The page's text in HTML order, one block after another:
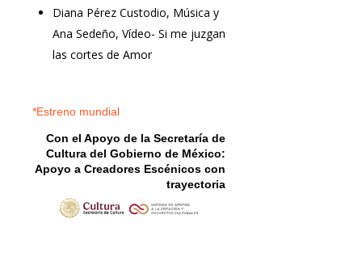
Diana Pérez Custodio, Música y
Ana Sedeño, Vídeo- Si me juzgan
las cortes de Amor
*Estreno mundial
Con el Apoyo de la Secretaría de
Cultura del Gobierno de México:
Apoyo a Creadores Escénicos con
trayectoria